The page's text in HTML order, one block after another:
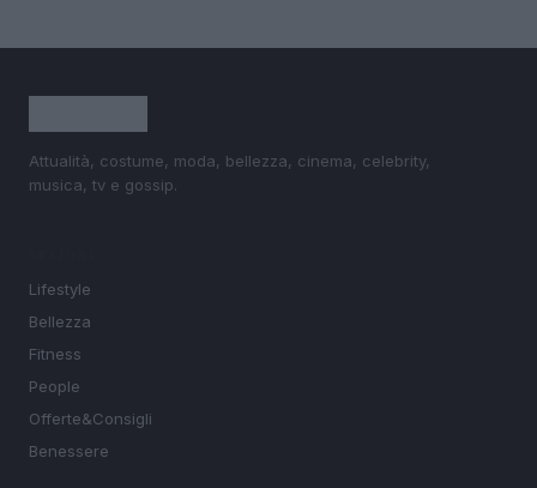
Attualità, costume, moda, bellezza, cinema, celebrity,
musica, tv e gossip.
Lifestyle
Bellezza
Fitness
People
Offerte&Consigli
Benessere